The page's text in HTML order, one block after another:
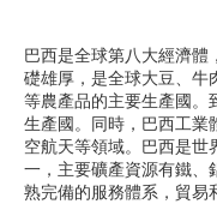
巴西是全球第八大經濟
礎雄厚，是全球大豆、牛
等農產品的主要生產國。
生產國。同時，巴西工業
空航天等領域。巴西是世
一，主要礦產資源有鐵、
熟完備的服務體系，貿易